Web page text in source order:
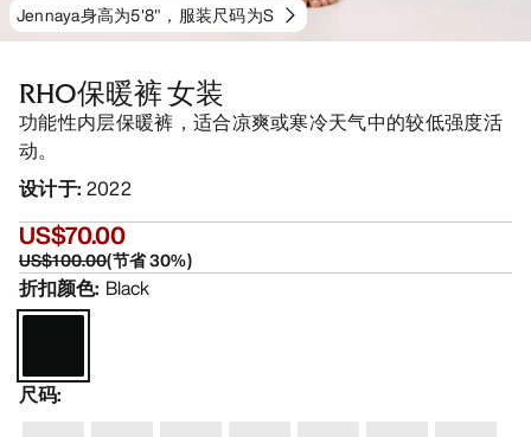
Jennaya身高为5'8"，服装尺码为S
RHO保暖裤 女装
功能性内层保暖裤，适合凉爽或寒冷天气中的较低强度活
动。
设计于: 2022
US$70.00
US$100.00(节省30%)
折扣颜色: Black
尺码: